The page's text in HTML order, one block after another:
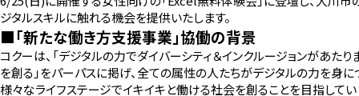
ジタルスキルに触れる機会を提供いたします。
■「新たな働き方支援事業」協働の背景
コクーは、「デジタルの力でダイバーシティ＆インクルージョンがあた
を創る」をパーパスに掲げ、全ての属性の人たちがデジタルの力を身に
様々なライフステージでイキイキと働ける社会を創ることを目指してい